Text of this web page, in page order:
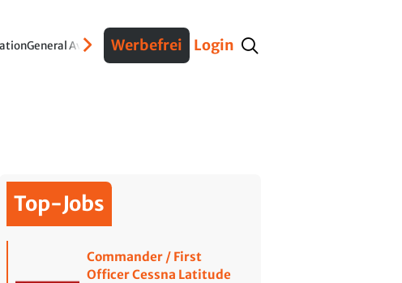
General AviationVerteidigungInterviews Fracht
Werbefrei Login
Top-Jobs
Commander / First
Officer Cessna Latitude